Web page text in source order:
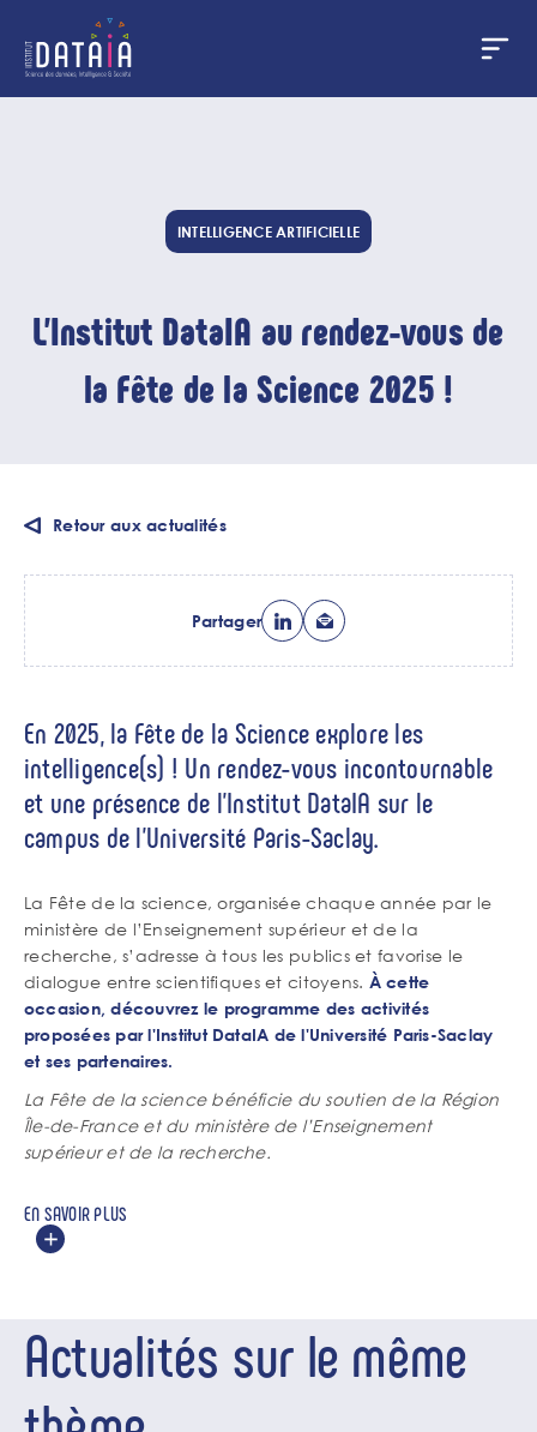
INTELLIGENCE ARTIFICIELLE
L'Institut DataIA au rendez-vous de
la Fête de la Science 2025 !
Retour aux actualités
Partager
En 2025, la Fête de la Science explore les
intelligence(s) ! Un rendez-vous incontournable
et une présence de l'Institut DataIA sur le
campus de l'Université Paris-Saclay.
La Fête de la science, organisée chaque année par le
ministère de l’Enseignement supérieur et de la
recherche, s’adresse à tous les publics et favorise le
dialogue entre scientifiques et citoyens. À cette
occasion,découvrez le programme des activités
proposées par l'Institut DataIA de l'Université Paris-Saclay
et ses partenaires.
La Fête de la science bénéficie du soutien de la Région
Île-de-France et du ministère de l’Enseignement
supérieur et de la recherche.
EN SAVOIR PLUS
Actualités sur le même
Panneau de gestion des cookies